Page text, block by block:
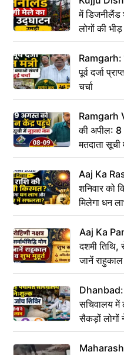
में डिजनीलैंड
लोगों की भीड़
Ramgarh:
पूर्व दर्जा
चर्चा
Ramgarh
की अपील:
मतदाता
Aaj Ka
शनिवार को
मिलेगा धन
Aaj Ka
दशमी तिथि,
जानें
Dhanbad:
सचिवालय में
सैकड़ों लोगों